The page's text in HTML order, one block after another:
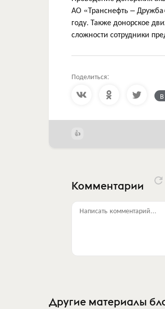
АО «Транснефть –
году. Также донорское
сложности сотрудники
Поделиться:
Комментарии
Написать комментарий...
Другие материалы